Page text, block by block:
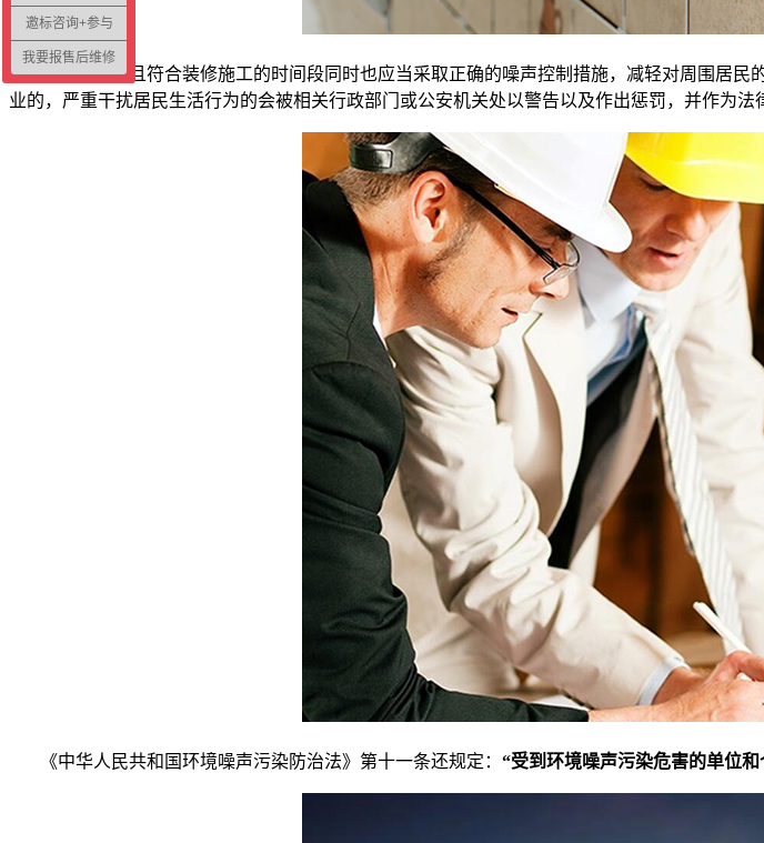
在允许的并且符合装修施工的时间段同时也应当采取正确的噪声控制措施，减轻对周围居
业的，严重干扰居民生活行为的会被相关行政部门或公安机关处以警告以及作出惩罚，并作为法
《中华人民共和国环境噪声污染防治法》第十一条还规定： “受到环境噪声污染危害的单位
邀标咨询+参与
我要报售后维修